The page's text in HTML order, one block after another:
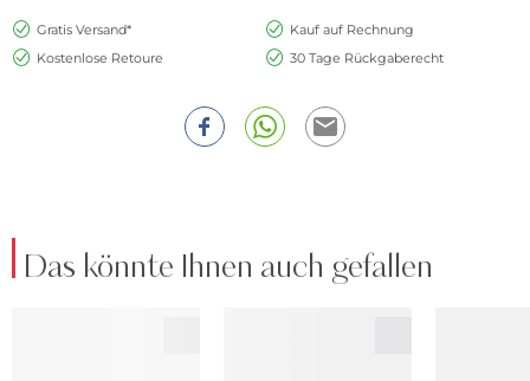
Gratis Versand*
Kauf auf Rechnung
Kostenlose Retoure
30 Tage Rückgaberecht
Das könnte Ihnen auch gefallen